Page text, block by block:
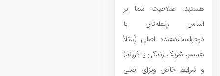
هستید. صلاحیت شما بر
اساس رابطه‌تان با
درخواست‌دهنده اصلی (مثلاً
همسر، شریک زندگی یا فرزند)
و شرایط خاص ویزای اصلی